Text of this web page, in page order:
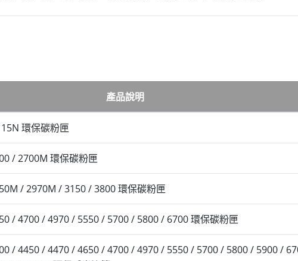
產品說明
環保碳粉匣
/ 2700M 環保碳粉匣
/ 2970M / 3150 / 3800 環保碳粉匣
/ 4700 / 4970 / 5550 / 5700 / 5800 / 6700 環保碳粉匣
/ 4450 / 4470 / 4650 / 4700 / 4970 / 5550 / 5700 / 5800 / 5900 /